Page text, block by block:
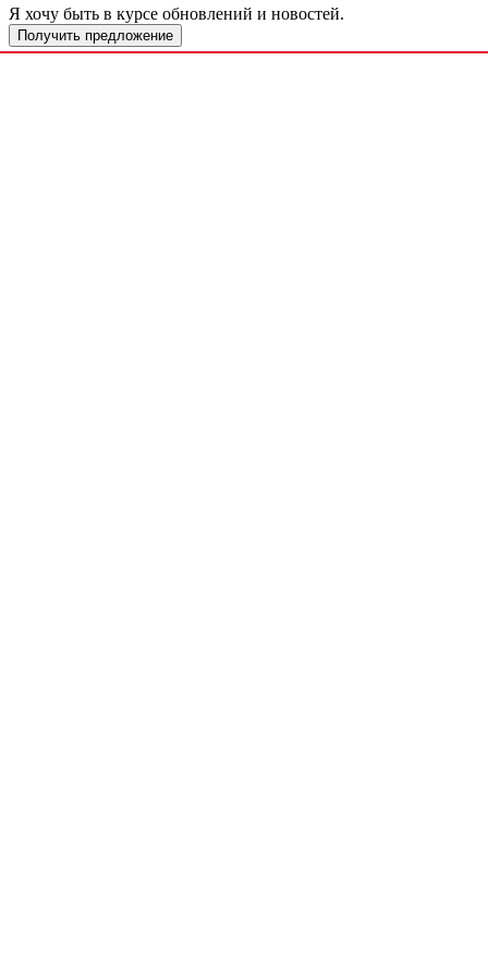
Я хочу быть в курсе обновлений и новостей.
Получить предложение